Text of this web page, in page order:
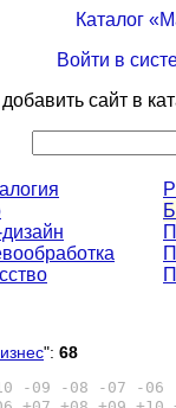
Каталог
Войти в
сайт в
": 68
-09 -08 -07 -06